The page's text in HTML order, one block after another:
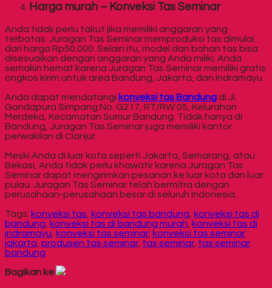
Harga murah – Konveksi Tas Seminar
Anda tidak perlu takut jika memiliki anggaran yang
terbatas. Juragan Tas Seminar memproduksi tas dimulai
dari harga Rp50.000. Selain itu, model dan bahan tas bisa
disesuaikan dengan anggaran yang Anda miliki. Anda
semakin hemat karena Juragan Tas Seminar memiliki gratis
ongkos kirim untuk area Bandung, Jakarta, dan Indramayu.
Anda dapat mendatangi konveksi tas Bandungdi Jl.
Gandapura Simpang No. G217, RT/RW 05, Kelurahan
Merdeka, Kecamatan Sumur Bandung. Tidak hanya di
Bandung, Juragan Tas Seminar juga memiliki kantor
perwakilan di Cianjur.
Meski Anda di luar kota seperti Jakarta, Semarang, atau
Bekasi, Anda tidak perlu khawatir karena Juragan Tas
Seminar dapat mengirimkan pesanan ke luar kota dan luar
pulau. Juragan Tas Seminar telah bermitra dengan
perusahaan-perusahaan besar di seluruh Indonesia.
Tags: konveksi tas konveksi tas bandung
konveksi tas di
bandung
konveksi tas di bandung murah
konveksi tas di
indramayu
konveksi tas seminar, konveksi tas seminar
jakarta produsen tas seminar, tas seminar, tas seminar
bandung
Bagikan ke